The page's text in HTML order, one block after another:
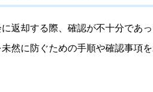
返却する際、確認が不十分であ
然に防ぐための手順や確認事項